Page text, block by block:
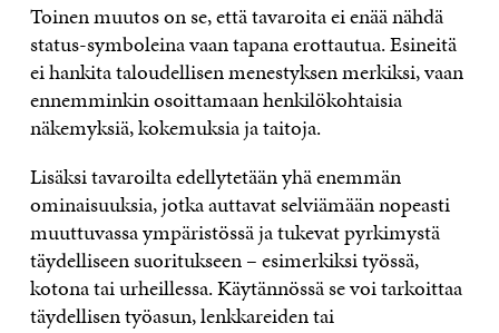
Toinen muutos on se, että tavaroita ei enää nähdä
status-symboleina vaan tapana erottautua. Esineitä
ei hankita taloudellisen menestyksen merkiksi, vaan
ennemminkin osoittamaan henkilökohtaisia
näkemyksiä, kokemuksia ja taitoja.
Lisäksi tavaroilta edellytetään yhä enemmän
ominaisuuksia, jotka auttavat selviämään nopeasti
muuttuvassa ympäristössä ja tukevat pyrkimystä
täydelliseen suoritukseen–esimerkiksi työssä,
kotona tai urheillessa. Käytännössä se voi tarkoittaa
täydellisen työasun, lenkkareiden tai